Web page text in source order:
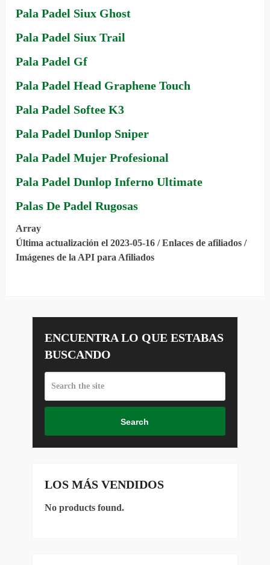
Pala Padel Siux Ghost
Pala Padel Siux Trail
Pala Padel Gf
Pala Padel Head Graphene Touch
Pala Padel Softee K3
Pala Padel Dunlop Sniper
Pala Padel Mujer Profesional
Pala Padel Dunlop Inferno Ultimate
Palas De Padel Rugosas
Array
Última actualización el 2023-05-16 / Enlaces de afiliados /
Imágenes de la API para Afiliados
ENCUENTRA LO QUE ESTABAS
BUSCANDO
Search
LOS MÁS VENDIDOS
No products found.